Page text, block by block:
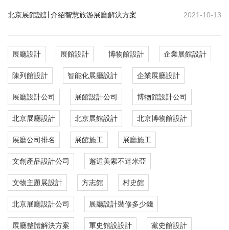
北京展館設計介紹智慧旅游展廳解決方案 2021-10-13
展廳設計 展館設計 博物館設計 企業展館設計
陳列館設計 智能化展廳設計 企業展廳設計
展廳設計公司 展館設計公司 博物館設計公司
北京展廳設計 北京展館設計 北京博物館設計
展廳公司排名 展館施工 展廳施工
文創產品設計公司 邂逅美索不達米亞
文物主題展設計 方志館 村史館
北京展廳設計公司 展廳設計裝修多少錢
展廳整體解決方案 軍史館設設計 黨史館設計